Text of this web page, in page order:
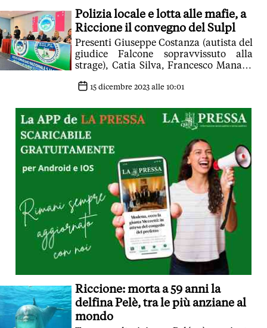
Polizia locale e lotta alle mafie, a
Riccione il convegno del Sulpl
Presenti Giuseppe Costanza (autista del
giudice Falcone sopravvissuto alla
strage), Catia Silva, Francesco Managò
15 dicembre 2023 alle 10:01
Riccione: morta a 59 anni la
delfina Pelè, tra le più anziane al
mondo